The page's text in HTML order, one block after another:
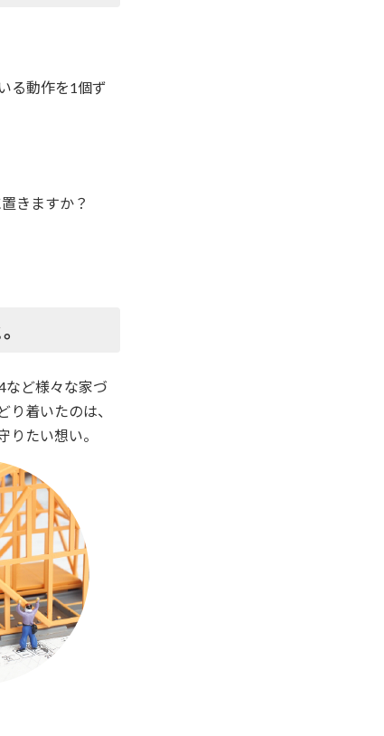
る動作を1個ず
きますか？
など様々な家づ
り着いたのは、
りたい想い。